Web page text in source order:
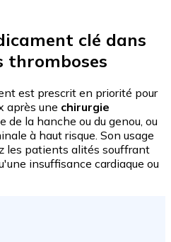
clé dans
thromboses
est prescrit en priorité pour
après une chirurgie
de la hanche ou du genou, ou
à haut risque. Son usage
les patients alités souffrant
insuffisance cardiaque ou